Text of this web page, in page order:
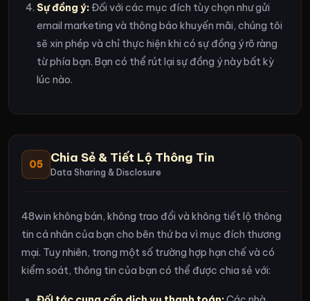
Sự đồng ý:Đối với các mục đích tùy chọn như gửi
email marketing và thông báo khuyến mãi, chúng tôi
sẽ xin phép và chỉ thực hiện khi có sự đồng ý rõ ràng
từ phía bạn. Bạn có thể rút lại sự đồng ý này bất kỳ
lúc nào.
05 Chia Sẻ & Tiết Lộ Thông Tin
Data Sharing & Disclosure
48win không bán, không trao đổi và không tiết lộ thông
tin cá nhân của bạn cho bên thứ ba vì mục đích thương
mại. Tuy nhiên, trong một số trường hợp hạn chế và có
kiểm soát, thông tin của bạn có thể được chia sẻ với: